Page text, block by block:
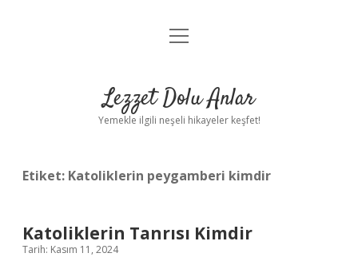
Anasayfa
Yasal Uyarı
menüyü
Lezzet Dolu Anlar
Yemekle ilgili neşeli hikayeler keşfet!
Etiket: Katoliklerin peygamberi kimdir
Katoliklerin Tanrısı Kimdir
Tarih: Kasım 11, 2024